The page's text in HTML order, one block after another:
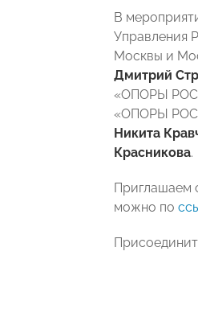
В
Управления
Москвы и
Дмитрий
«ОПОРЫ
«ОПОРЫ
Никита
Красникова.
Приглашаем
можно по